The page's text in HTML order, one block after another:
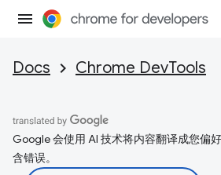
Docs Chrome DevTools
Google 会使用 AI 技术将内容翻译成您偏
含错误。